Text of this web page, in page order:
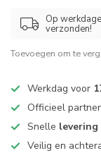
Op
verzonden!
Toevoegen om te
Werkdag voor
Officieel partner
Snelle levering
Veilig en